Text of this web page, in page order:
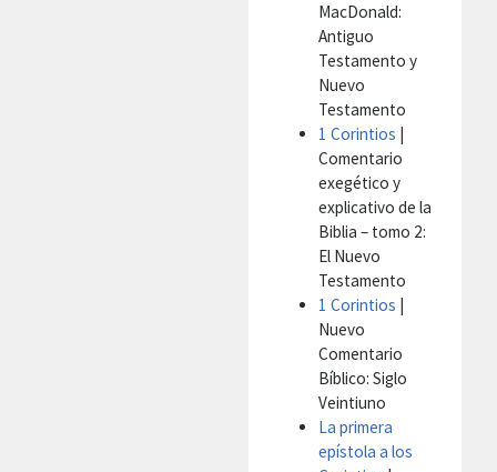
MacDonald:
Antiguo
Testamento y
Nuevo
Testamento
1 Corintios
Comentario
exegético y
explicativo de la
Biblia – tomo 2:
El Nuevo
Testamento
1 Corintios
Nuevo
Comentario
Bíblico: Siglo
Veintiuno
La primera
epístola a los